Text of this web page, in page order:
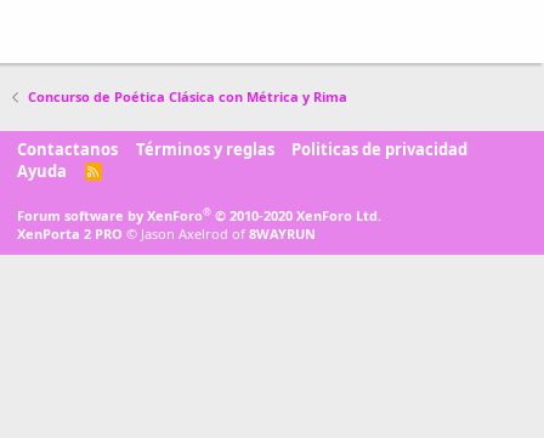
Concurso de Poética Clásica con Métrica y Rima
Contactanos Términos y reglas
Politicas de privacidad
Ayuda
R
Forum software by XenForo® © 2010-2020 XenForo Ltd.
XenPorta 2 PRO © Jason Axelrod of 8WAYRUN